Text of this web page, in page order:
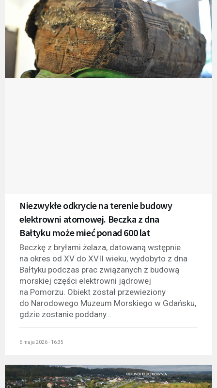
Niezwykłe odkrycie na terenie budowy
elektrowni atomowej. Beczka z dna
Bałtyku może mieć ponad 600 lat
Beczkę z bryłami żelaza, datowaną wstępnie
na okres od XV do XVII wieku, wydobyto z dna
Bałtyku podczas prac związanych z budową
morskiej części elektrowni jądrowej
na Pomorzu. Obiekt został przewieziony
do Narodowego Muzeum Morskiego w Gdańsku,
gdzie zostanie poddany...
6 maja 2026 - 16:35